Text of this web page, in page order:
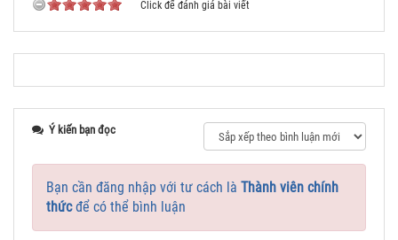
Click để đánh giá bài viết
Ý kiến bạn đọc
Bạn cần đăng nhập với tư cách là Thành viên chính
thứcđể có thể bình luận